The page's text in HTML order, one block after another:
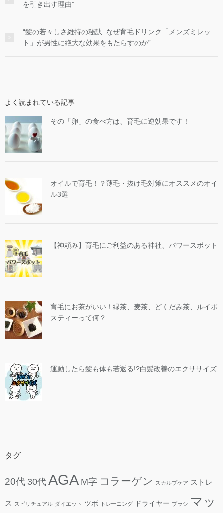
を引き出す理由”
“髪の若々しさ維持の秘訣: なぜ育毛ドリンク「メンズミレッ
ト」が男性に絶大な効果をもたらすのか”
よく読まれている記事
その「卵」の食べ方は、育毛に逆効果です！
オイルで育毛！？薄毛・抜け毛対策にオススメのオイ
ル3選
【神頼み】育毛にご利益のある神社、パワースポット
育毛にお茶がいい！緑茶、麦茶、どくだみ茶、ルイボ
スティーって何？
運動したら髪も体も若返る!?白髪改善のエクササイズ
タグ
20代 30代AGA M字 コラーゲン スカルプケア ストレ
ス スピリチュアル ダイエット ツボ トレーニング ドライヤー ブラシ マッ